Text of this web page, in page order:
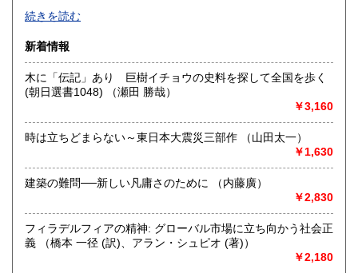
熊本県
宮崎県
沖縄県 300円
不死鳥BOOKSでは、書籍だけでなくCD、DVD、レコード、
ゲーム、おもちゃ、骨董品まであらゆるものの買い取りがで
にお問い合わせください。出張費は、無料です。
沿線名：伯備線・桃太郎線(吉備線)
最寄駅：総社駅
定休日：年中無休
不死鳥BOOKSでは、書籍だけでなくCD、DVD、レコード、
ゲーム、おもちゃ、骨董品まであらゆるものの買い取りがで
にお問い合わせください。出張費は、無料です。
続きを読む
新着情報
木に「伝記」あり 巨樹イチョウの史料を探して全国を歩く
(朝日選書1048) （瀬田 勝哉）
￥3,160
時は立ちどまらない～東日本大震災三部作 （山田太一）
￥1,630
建築の難問──新しい凡庸さのために （内藤廣）
￥2,830
フィラデルフィアの精神: グローバル市場に立ち向かう社会正
義 （橋本 一径 (訳)、アラン・シュピオ (著)）
￥2,180